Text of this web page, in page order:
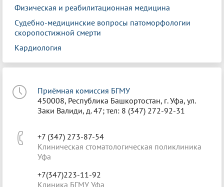
Физическая и реабилитационная медицина
Судебно-медицинские вопросы патоморфологии
скоропостижной смерти
Кардиология
Приёмная комиссия БГМУ
450008, Республика Башкортостан, г. Уфа, ул.
Заки Валиди, д. 47; тел: 8 (347) 272-92-31
+7 (347) 273-87-54
Клиническая стоматологическая поликлиника
Уфа
+7(347)223-11-92
Клиника БГМУ Уфа